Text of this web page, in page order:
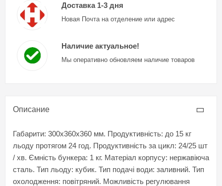
Доставка 1-3 дня
Новая Почта на отделение или адрес
Наличие актуальное!
Мы оперативно обновляем наличие товаров
Описание
Габарити: 300х360х360 мм. Продуктивність: до 15 кг
льоду протягом 24 год. Продуктивність за цикл: 24/25 шт
/ хв. Ємність бункера: 1 кг. Матеріал корпусу: нержавіюча
сталь. Тип льоду: кубик. Тип подачі води: заливний. Тип
охолодження: повітряний. Можливість регулювання